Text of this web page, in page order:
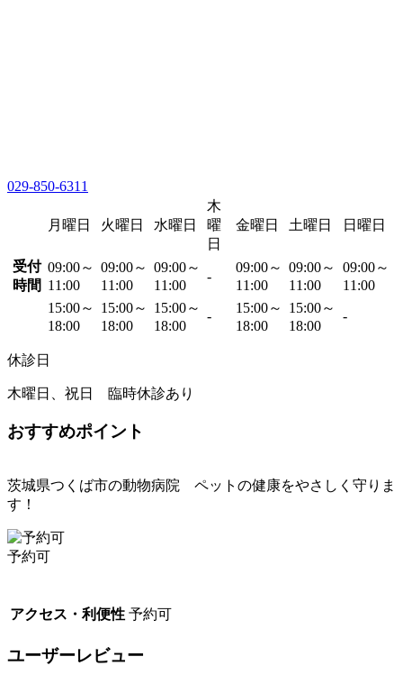
029-850-6311
月曜日 火曜日 水曜日
木
曜
日
金曜日 土曜日 日曜日
受付
時間
09:00～
11:00
09:00～
11:00
09:00～
11:00
-
09:00～
11:00
09:00～
11:00
09:00～
11:00
15:00～
18:00
15:00～
18:00
15:00～
18:00
-
15:00～
18:00
15:00～
18:00
-
休診日
木曜日、祝日 臨時休診あり
おすすめポイント
茨城県つくば市の動物病院 ペットの健康をやさしく守りま
す！
予約可
アクセス・利便性 予約可
ユーザーレビュー